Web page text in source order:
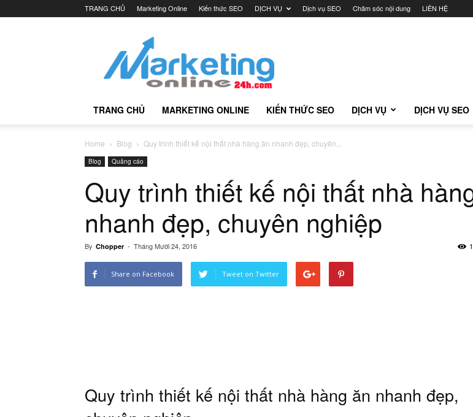
TRANG CHỦ Marketing Online Kiến thức SEO DỊCH VỤ Dịch vụ SEO Chăm sóc nội dung LIÊN HỆ
Marketing
Online
24h
TRANG CHỦ MARKETING ONLINE KIẾN THỨC SEO DỊCH VỤ DỊCH VỤ SEO
Home Blog Quy trình thiết kế nội thất nhà hàng ăn nhanh đẹp, chuyên...
Blog Quảng cáo
Quy trình thiết kế nội thất nhà
nhanh đẹp, chuyên nghiệp
By Chopper - Tháng Mười 24, 2016
Share on Facebook Tweet on Twitter
Quy trình thiết kế nội thất nhà hàng ăn nhanh đẹp,